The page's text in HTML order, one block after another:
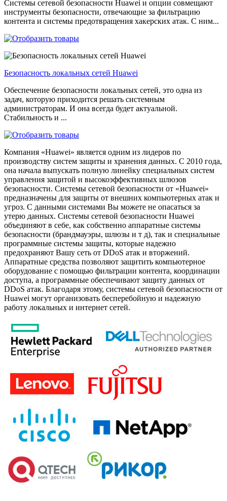
Системы сетевой безопасности Huawei и опции совмещают
инструменты безопасности, отвечающие за фильтрацию
контента и системы предотвращения хакерских атак. С ним...
Безопасность локальных сетей Huawei
Обеспечение безопасности локальных сетей, это одна из
задач, которую приходится решать системным
администраторам. И она всегда будет актуальной.
Стабильность и ...
Компания «Huawei» является одним из лидеров по
производству систем защиты и хранения данных. С 2010 года,
она начала выпускать полную линейку специальных систем
управления защитой и высокоэффективных шлюзов
безопасности. Системы сетевой безопасности от «Huawei»
предназначены для защиты от внешних компьютерных атак и
угроз. С данными системами Вы можете не опасаться за
утерю данных. Системы сетевой безопасности Huawei
объединяют в себе, как собственно аппаратные системы
безопасности (брандмауэры, шлюзы и т д), так и специальные
программные системы защиты, которые надежно
предохраняют Вашу сеть от DDoS атак и вторжений.
Аппаратные средства позволяют защитить компьютерное
оборудование с помощью фильтрации контента, координации
доступа, а программные обеспечивают защиту данных от
DDoS атак. Благодаря этому, системы сетевой безопасности от
Huawei могут организовать бесперебойную и надежную
работу локальных и интернет сетей.